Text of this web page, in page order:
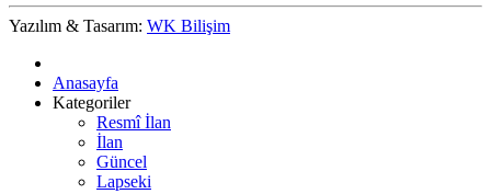
Yazılım & Tasarım: WK Bilişim
Anasayfa
Kategoriler
Resmî İlan
İlan
Güncel
Lapseki